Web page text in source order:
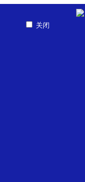
关闭